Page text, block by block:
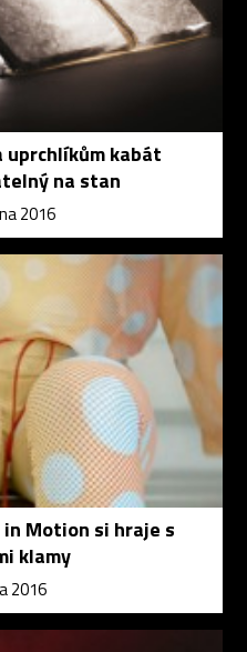
kabát
na stan
2016
Motion si hraje s
klamy
2016